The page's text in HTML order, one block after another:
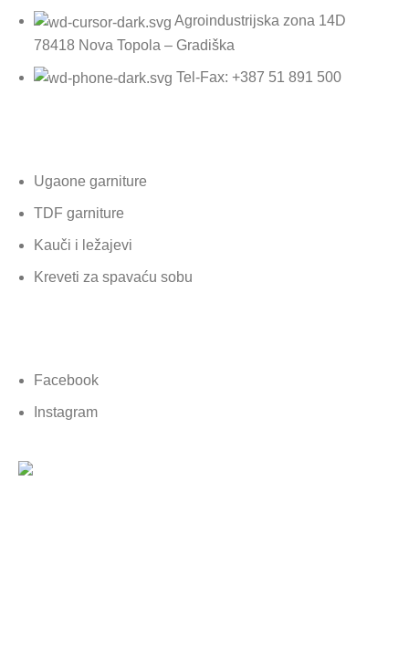
Agroindustrijska zona 14D
78418 Nova Topola – Gradiška
Tel-Fax: +387 51 891 500
Ugaone garniture
TDF garniture
Kauči i ležajevi
Kreveti za spavaću sobu
Facebook
Instagram